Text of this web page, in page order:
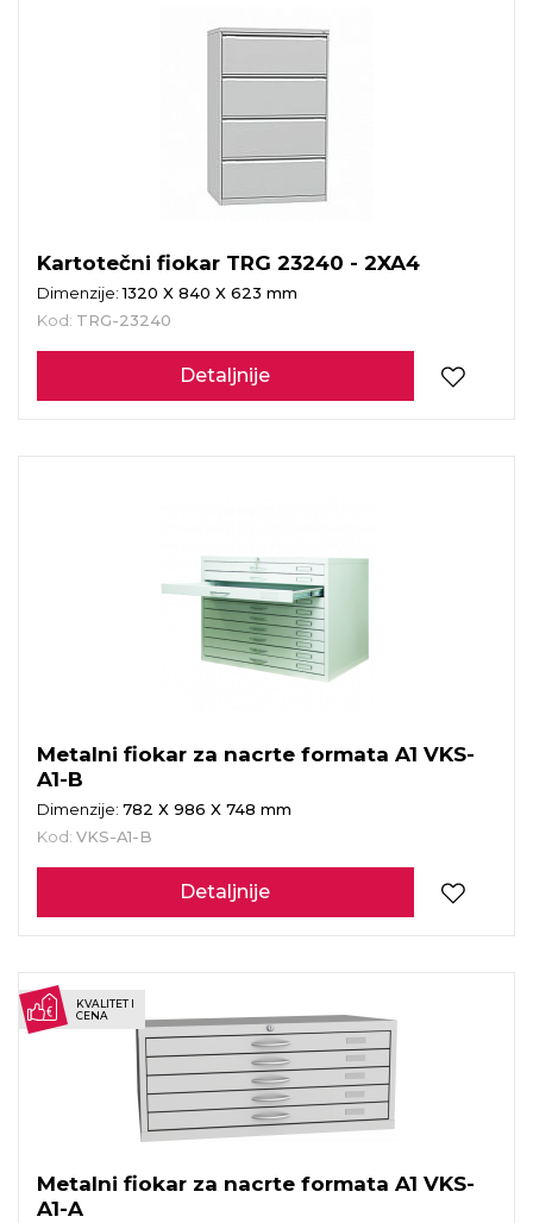
Kartotečni fiokar TRG 23240 - 2XA4
Dimenzije:1320 X 840 X 623 mm
Kod: TRG-23240
Detaljnije
Metalni fiokar za nacrte formata A1 VKS-
A1-B
Dimenzije: 782 X 986 X 748 mm
Kod: VKS-A1-B
Detaljnije
KVALITET I
CENA
Metalni fiokar za nacrte formata A1 VKS-
A1-A